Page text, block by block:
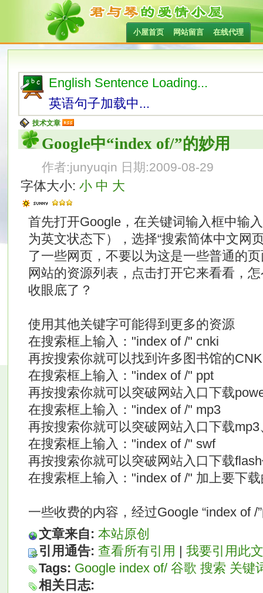
小屋首页 网站留言 在线代理
English Sentence Loading...
英语句子加载中...
技术文章
Google中“index of/”的妙用
作者:junyuqin 日期:2009-08-29
字体大小: 小 中 大
首先打开Google，在关键词输入框中输
为英文状态下），选择“搜索简体中文网
了一些网页，不要以为这是一些普通的
网站的资源列表，点击打开它来看看，
收眼底了？
使用其他关键字可能得到更多的资源
在搜索框上输入："index of /" cnki
再按搜索你就可以找到许多图书馆的
在搜索框上输入："index of /" ppt
再按搜索你就可以突破网站入口下载
在搜索框上输入："index of /" mp3
再按搜索你就可以突破网站入口下载
在搜索框上输入："index of /" swf
再按搜索你就可以突破网站入口下载
在搜索框上输入："index of /" 加上要下
一些收费的内容，经过Google “index of
文章来自: 本站原创
引用通告: 查看所有引用
我要引用此
Tags: Google index of/ 谷歌 搜索 关键
相关日志: